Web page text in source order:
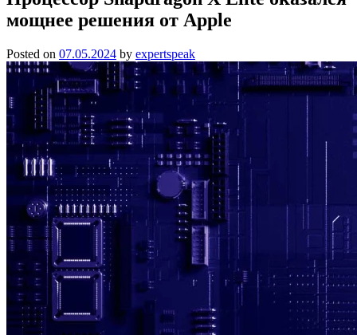
мощнее решения от Apple
Posted on 07.05.2024 by expertspeak